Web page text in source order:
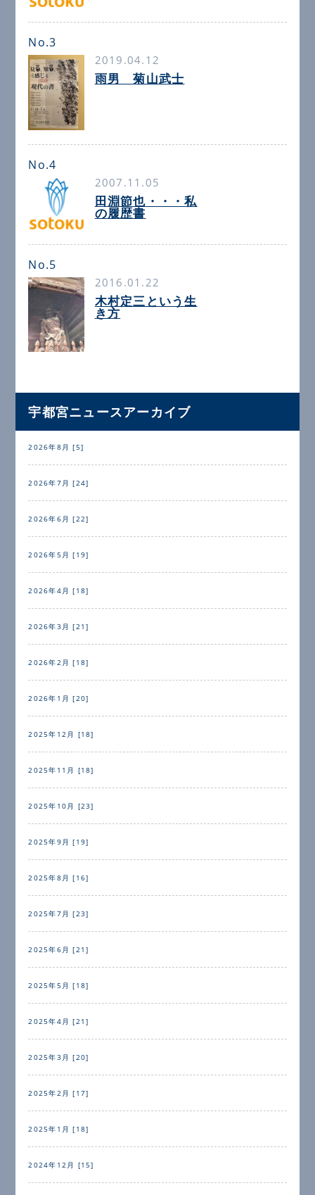
No.3
2019.04.12
雨男 菊山武士
No.4
2007.11.05
田淵節也・・・私
の履歴書
No.5
2016.01.22
木村定三という生
き方
宇都宮ニュースアーカイブ
2026年8月 [5]
2026年7月 [24]
2026年6月 [22]
2026年5月 [19]
2026年4月 [18]
2026年3月 [21]
2026年2月 [18]
2026年1月 [20]
2025年12月 [18]
2025年11月 [18]
2025年10月 [23]
2025年9月 [19]
2025年8月 [16]
2025年7月 [23]
2025年6月 [21]
2025年5月 [18]
2025年4月 [21]
2025年3月 [20]
2025年2月 [17]
2025年1月 [18]
2024年12月 [15]